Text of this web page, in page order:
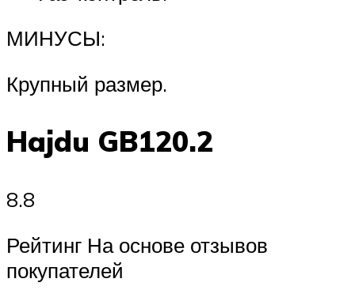
МИНУСЫ:
Крупный размер.
Hajdu GB120.2
8.8
Рейтинг На основе отзывов
покупателей